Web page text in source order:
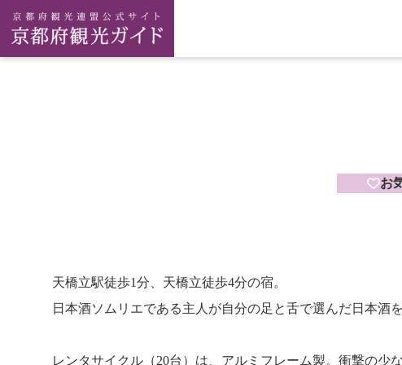
お
天橋立駅徒歩1分、天橋立徒歩4分の宿。
日本酒ソムリエである主人が自分の足と舌で選んだ日本酒
レンタサイクル（20台）は、アルミフレーム製。衝撃の少